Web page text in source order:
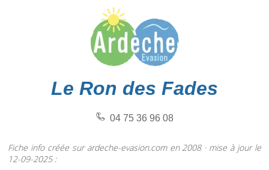
Le Ron des Fades
04 75 36 96 08
Fiche info créée sur ardeche-evasion.com en 2008 · mise à jour le
12-09-2025 :